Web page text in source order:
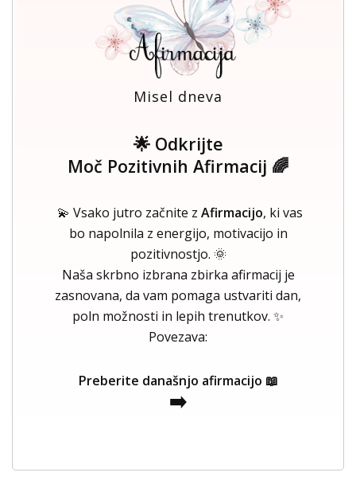
Misel dneva
🌟 Odkrijte
Moč Pozitivnih Afirmacij 🌈
💫 Vsako jutro začnite z Afirmacijo, ki vas
bo napolnila z energijo, motivacijo in
pozitivnostjo. 🌞
Naša skrbno izbrana zbirka afirmacij je
zasnovana, da vam pomaga ustvariti dan,
poln možnosti in lepih trenutkov. ✨
Povezava:
Preberite današnjo afirmacijo 📖
➡️